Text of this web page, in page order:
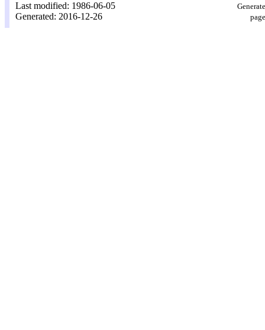
Last modified: 1986-06-05
Generated: 2016-12-26